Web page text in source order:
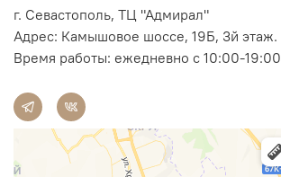
г. Севастополь, ТЦ "Адмирал"
Адрес: Камышовое шоссе, 19Б, 3й этаж.
Время работы: ежедневно с 10:00-19:00